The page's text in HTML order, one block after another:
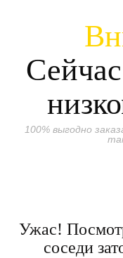
100% выгодно
Ужас!
соседи